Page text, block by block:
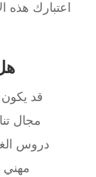
اعتبارك هذه
قد
مجال
دروس
مهني